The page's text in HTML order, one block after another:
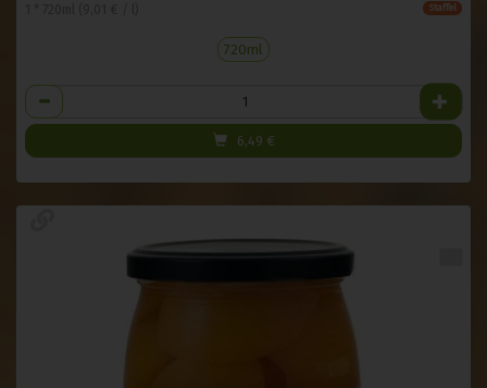
Staffel
720ml
Anzahl
6,49 €